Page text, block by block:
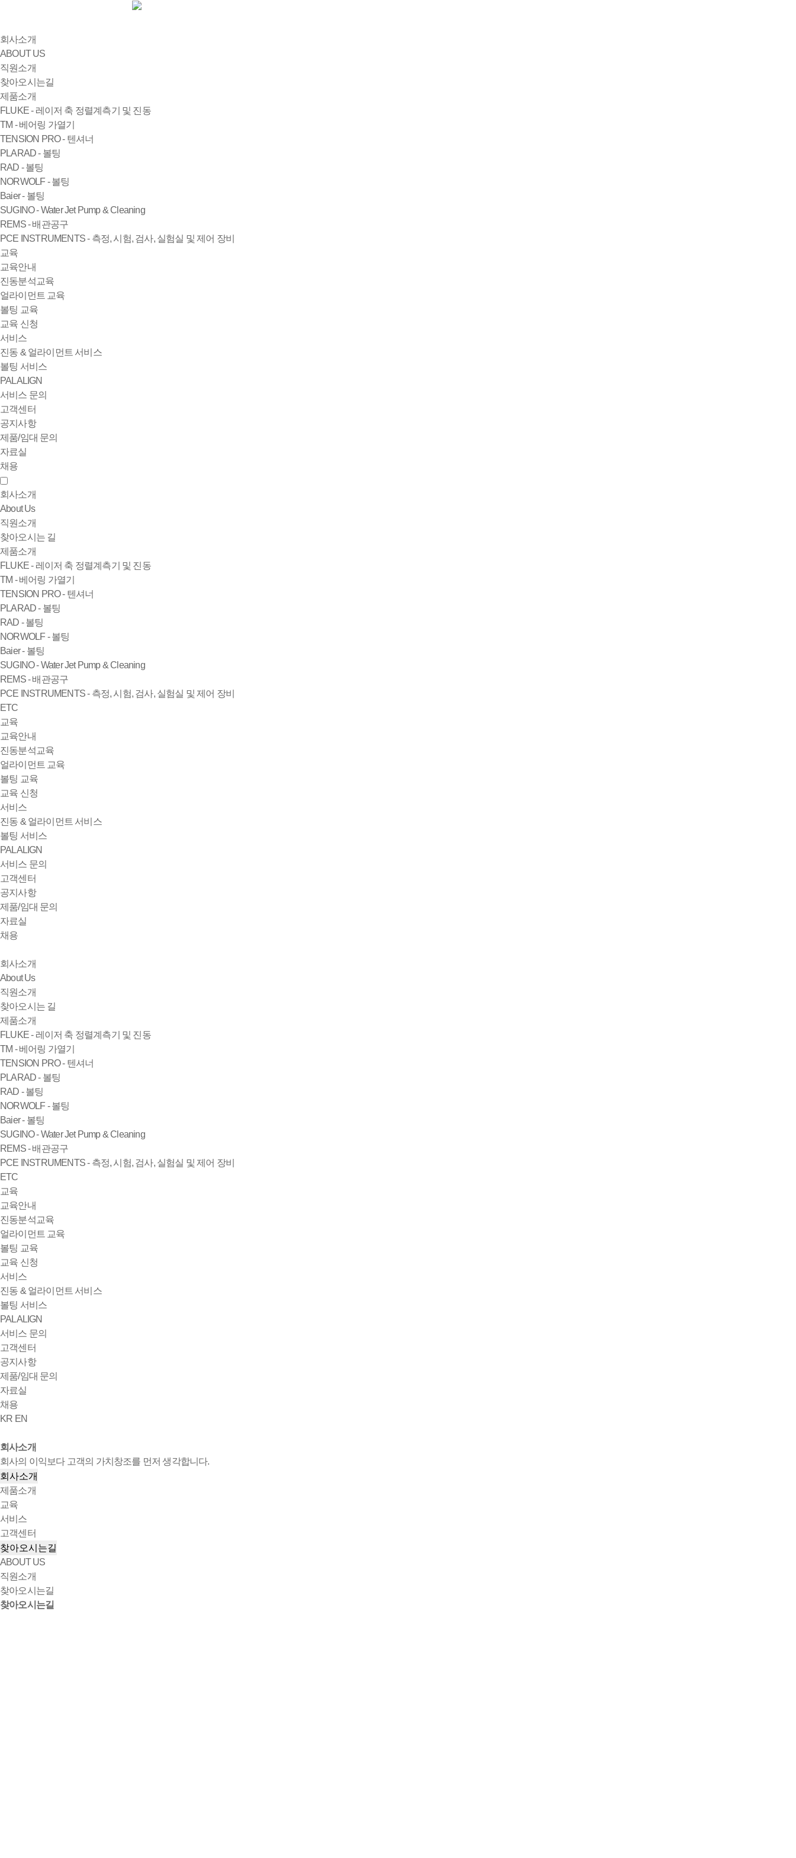
회사소개
ABOUT US
직원소개
찾아오시는길
제품소개
FLUKE - 레이저 축 정렬계측기 및 진동
TM - 베어링 가열기
TENSION PRO - 텐셔너
PLARAD - 볼팅
RAD - 볼팅
NORWOLF - 볼팅
Baier - 볼팅
SUGINO - Water Jet Pump & Cleaning
REMS - 배관공구
PCE INSTRUMENTS - 측정, 시험, 검사, 실험실 및 제어 장비
교육
교육안내
진동분석교육
얼라이먼트 교육
볼팅 교육
교육 신청
서비스
진동 & 얼라이먼트 서비스
볼팅 서비스
PALALIGN
서비스 문의
고객센터
공지사항
제품/임대 문의
자료실
채용
회사소개
About Us
직원소개
찾아오시는 길
제품소개
FLUKE - 레이저 축 정렬계측기 및 진동
TM - 베어링 가열기
TENSION PRO - 텐셔너
PLARAD - 볼팅
RAD - 볼팅
NORWOLF - 볼팅
Baier - 볼팅
SUGINO - Water Jet Pump & Cleaning
REMS - 배관공구
PCE INSTRUMENTS - 측정, 시험, 검사, 실험실 및 제어 장비
ETC
교육
교육안내
진동분석교육
얼라이먼트 교육
볼팅 교육
교육 신청
서비스
진동 & 얼라이먼트 서비스
볼팅 서비스
PALALIGN
서비스 문의
고객센터
공지사항
제품/임대 문의
자료실
채용
회사소개
About Us
직원소개
찾아오시는 길
제품소개
FLUKE - 레이저 축 정렬계측기 및 진동
TM - 베어링 가열기
TENSION PRO - 텐셔너
PLARAD - 볼팅
RAD - 볼팅
NORWOLF - 볼팅
Baier - 볼팅
SUGINO - Water Jet Pump & Cleaning
REMS - 배관공구
PCE INSTRUMENTS - 측정, 시험, 검사, 실험실 및 제어 장비
ETC
교육
교육안내
진동분석교육
얼라이먼트 교육
볼팅 교육
교육 신청
서비스
진동 & 얼라이먼트 서비스
볼팅 서비스
PALALIGN
서비스 문의
고객센터
공지사항
제품/임대 문의
자료실
채용
KR EN
회사소개
회사의 이익보다 고객의 가치창조를 먼저 생각합니다.
회사소개
제품소개
교육
서비스
고객센터
찾아오시는길
ABOUT US
직원소개
찾아오시는길
찾아오시는길